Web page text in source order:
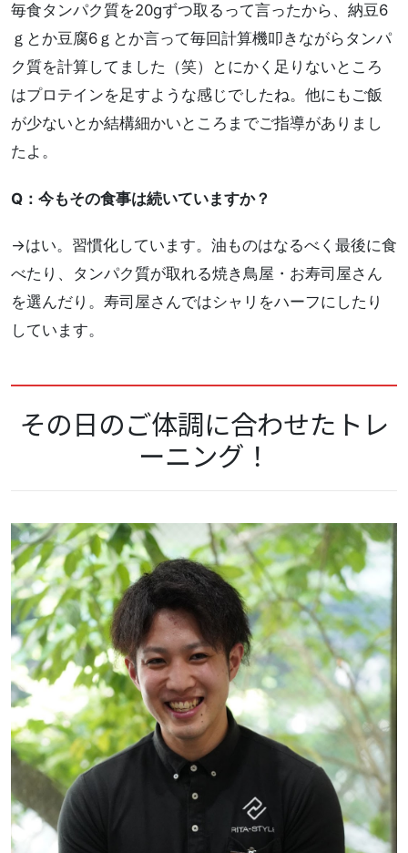
毎食タンパク質を20gずつ取るって言ったから、納豆6
ｇとか豆腐6ｇとか言って毎回計算機叩きながらタンパ
ク質を計算してました（笑）とにかく足りないところ
はプロテインを足すような感じでしたね。他にもご飯
が少ないとか結構細かいところまでご指導がありまし
たよ。
Q：今もその食事は続いていますか？
→はい。習慣化しています。油ものはなるべく最後に食
べたり、タンパク質が取れる焼き鳥屋・お寿司屋さん
を選んだり。寿司屋さんではシャリをハーフにしたり
しています。
その日のご体調に合わせたトレ
ーニング！